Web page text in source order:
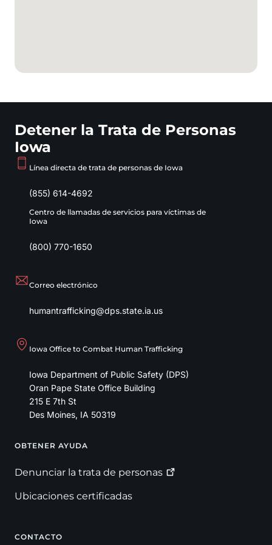
Detener la Trata de Personas
Iowa
Línea directa de trata de personas de Iowa
(855) 614-4692
Centro de llamadas de servicios para víctimas de
Iowa
(800) 770-1650
Correo electrónico
humantrafficking@dps.state.ia.us
Iowa Office to Combat Human Trafficking
Iowa Department of Public Safety (DPS)
Oran Pape State Office Building
215 E 7th St
Des Moines, IA 50319
Footer
OBTENER AYUDA
Denunciar la trata de personas
Ubicaciones certificadas
CONTACTO